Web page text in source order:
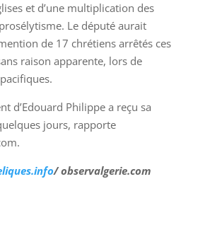
et d’une multiplication des
Le député aurait
de 17 chrétiens arrêtés ces
raison apparente, lors de
d’Edouard Philippe a reçu sa
jours, rapporte
/ observalgerie.com